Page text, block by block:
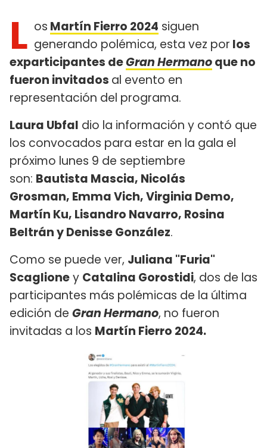
L os Martín Fierro 2024 siguen
generando polémica, esta vez por los
exparticipantes deGran Hermanoque no
fueron invitados al evento en
representación del programa.
Laura Ubfal dio la información y contó que
los convocados para estar en la gala el
próximo lunes 9 de septiembre
son: Bautista Mascia, Nicolás
Grosman, Emma Vich, Virginia Demo,
Martín Ku, Lisandro Navarro, Rosina
Beltrán y Denisse González.
Como se puede ver, Juliana "Furia"
Scaglioney Catalina Gorostidi, dos de las
participantes más polémicas de la última
edición de Gran Hermano, no fueron
invitadas a los Martín Fierro 2024.